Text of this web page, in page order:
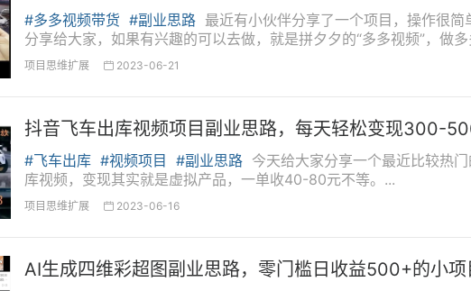
闷声赚！
午配送！
#多多视频带货 #副业思路 最近有小伙伴分享了一个项目，操作很
分享给大家，如果有兴趣的可以去做，就是拼夕夕的“多多视频”，做
多进宝。第一个、变现方式...
项目思维扩展  2023-06-21
抖音飞车出库视频项目副业思路，每天轻松变现300-
#飞车出库 #视频项目 #副业思路 今天给大家分享一个最近比较热
库视频，变现其实就是虚拟产品，一单收40-80元不等。...
项目思维扩展  2023-06-16
AI生成四维彩超图副业思路，零门槛日收益500+的小项